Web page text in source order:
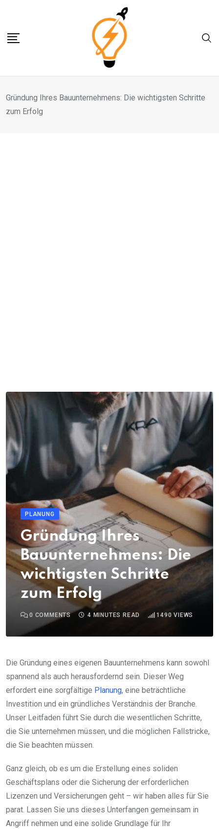
content
Gründung Ihres Bauunternehmens: Die wichtigsten Schritte
zum Erfolg
PLANUNG
Gründung Ihres
Bauunternehmens: Die
wichtigsten Schritte
zum Erfolg
0 COMMENTS 4 MINUTES READ 1490 VIEWS
Die Gründung eines eigenen Bauunternehmens kann sowohl
spannend als auch herausfordernd sein. Dieser Weg
erfordert eine sorgfältige Planung, eine beträchtliche
Investition und ein gründliches Verständnis der Branche.
Unser Leitfaden führt Sie durch die wesentlichen Schritte,
die Sie unternehmen müssen, und die möglichen Fallstricke,
die Sie beachten müssen.
Ganz gleich, ob es um die Erstellung eines soliden
Geschäftsplans oder die Sicherung der erforderlichen
Lizenzen und Versicherungen geht – wir haben alles für Sie
parat. Lassen Sie uns dieses Unterfangen gemeinsam in
Angriff nehmen und eine solide Grundlage für Ihr